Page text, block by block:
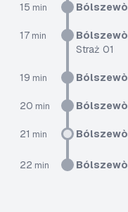
15 min Bólszewò
17 min Bólszewò
Straż 01
19 min Bólszewò
20 min Bólszewò
21 min Bólszewò
22 min Bólszewò